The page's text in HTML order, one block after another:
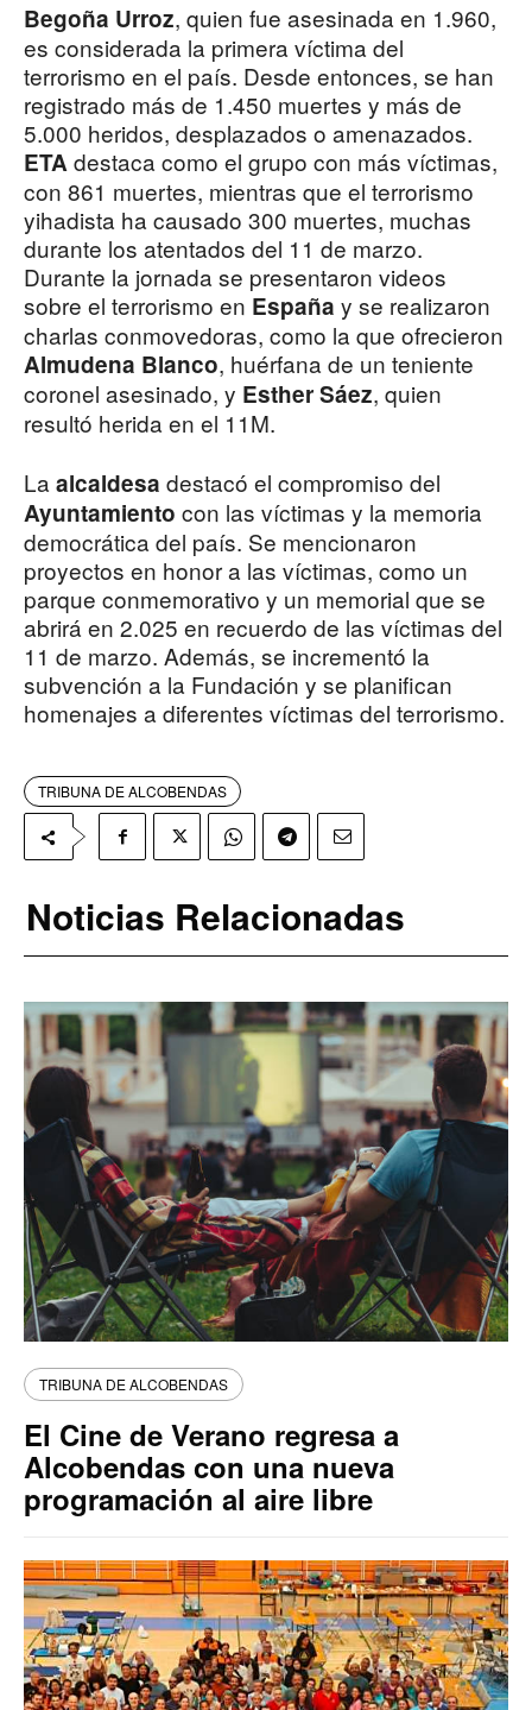
Begoña Urroz, quien fue asesinada en 1.960,
es considerada la primera víctima del
terrorismo en el país. Desde entonces, se han
registrado más de 1.450 muertes y más de
5.000 heridos, desplazados o amenazados.
ETAdestaca como el grupo con más víctimas,
con 861 muertes, mientras que el terrorismo
yihadista ha causado 300 muertes, muchas
durante los atentados del 11 de marzo.
Durante la jornada se presentaron videos
sobre el terrorismo en España y se realizaron
charlas conmovedoras, como la que ofrecieron
Almudena Blanco, huérfana de un teniente
coronel asesinado, y Esther Sáez, quien
resultó herida en el 11M.
La alcaldesa destacó el compromiso del
Ayuntamiento con las víctimas y la memoria
democrática del país. Se mencionaron
proyectos en honor a las víctimas, como un
parque conmemorativo y un memorial que se
abrirá en 2.025 en recuerdo de las víctimas del
11 de marzo. Además, se incrementó la
subvención a la Fundación y se planifican
homenajes a diferentes víctimas del terrorismo.
TRIBUNA DE ALCOBENDAS
Noticias Relacionadas
TRIBUNA DE ALCOBENDAS
El Cine de Verano regresa a
Alcobendas con una nueva
programación al aire libre